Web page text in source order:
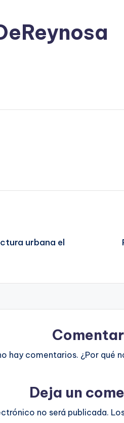
urbana el
hay comentarios. ¿Por qué
Deja un
no será publicada.